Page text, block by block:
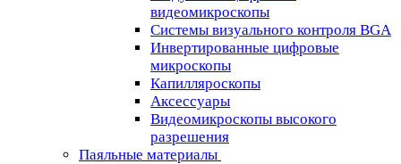
видеомикроскопы
Cистемы визуального контроля BGA
Инвертированные цифровые
микроскопы
Капилляроскопы
Аксессуары
Видеомикроскопы высокого
разрешения
Паяльные материалы